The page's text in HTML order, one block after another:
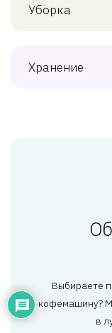
Уборка
Хранение
Выбираете
кофемашину?
в